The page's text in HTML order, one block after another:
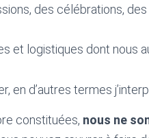
des célébrations,
et logistiques dont nous
en d’autres termes
constituées, nous ne